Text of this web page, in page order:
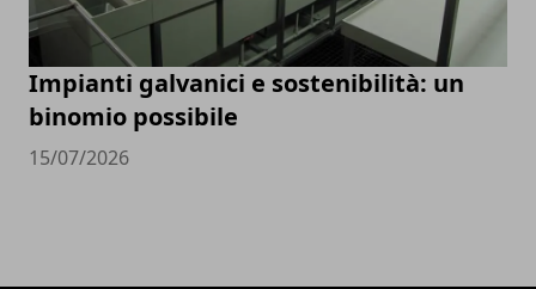
Impianti galvanici e sostenibilità: un
binomio possibile
15/07/2026